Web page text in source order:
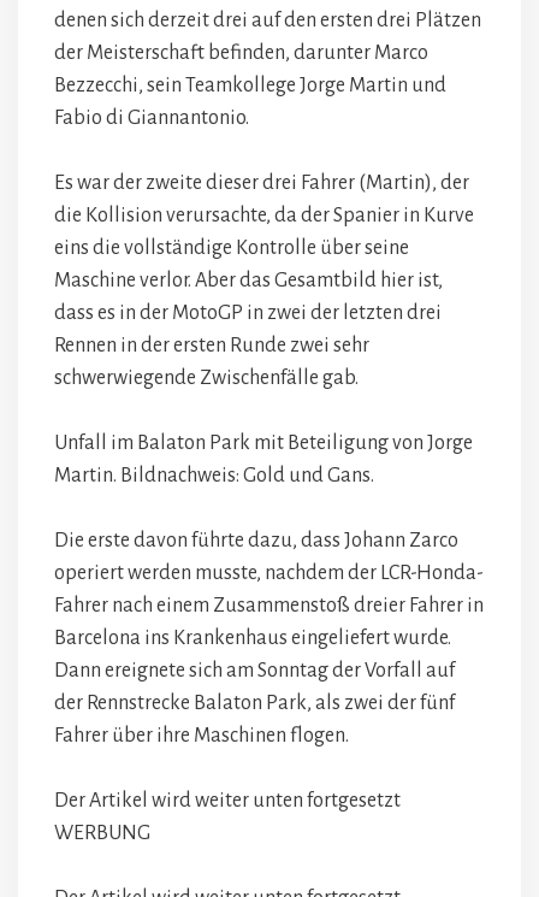
denen sich derzeit drei auf den ersten drei Plätzen
der Meisterschaft befinden, darunter Marco
Bezzecchi, sein Teamkollege Jorge Martin und
Fabio di Giannantonio.
Es war der zweite dieser drei Fahrer (Martin), der
die Kollision verursachte, da der Spanier in Kurve
eins die vollständige Kontrolle über seine
Maschine verlor. Aber das Gesamtbild hier ist,
dass es in der MotoGP in zwei der letzten drei
Rennen in der ersten Runde zwei sehr
schwerwiegende Zwischenfälle gab.
Unfall im Balaton Park mit Beteiligung von Jorge
Martin. Bildnachweis: Gold und Gans.
Die erste davon führte dazu, dass Johann Zarco
operiert werden musste, nachdem der LCR-Honda-
Fahrer nach einem Zusammenstoß dreier Fahrer in
Barcelona ins Krankenhaus eingeliefert wurde.
Dann ereignete sich am Sonntag der Vorfall auf
der Rennstrecke Balaton Park, als zwei der fünf
Fahrer über ihre Maschinen flogen.
Der Artikel wird weiter unten fortgesetzt
WERBUNG